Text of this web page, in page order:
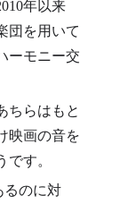
年以来
団を用いて
ーモニー交
ちらはもと
映画の音を
す。
るのに対